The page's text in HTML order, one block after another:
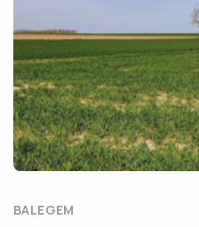
BALEGEM